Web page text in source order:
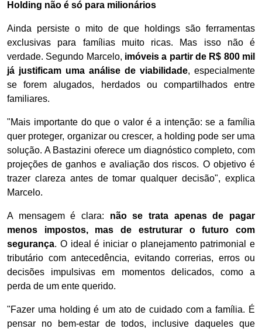
Holding não é só para milionários
Ainda persiste o mito de que holdings são ferramentas
exclusivas para famílias muito ricas. Mas isso não é
verdade. Segundo Marcelo, imóveis a partir de R$ 800 mil
já justificam uma análise de viabilidade, especialmente
se forem alugados, herdados ou compartilhados entre
familiares.
"Mais importante do que o valor é a intenção: se a família
quer proteger, organizar ou crescer, a holding pode ser uma
solução. A Bastazini oferece um diagnóstico completo, com
projeções de ganhos e avaliação dos riscos. O objetivo é
trazer clareza antes de tomar qualquer decisão", explica
Marcelo.
A mensagem é clara: não se trata apenas de pagar
menos impostos, mas de estruturar o futuro com
segurança. O ideal é iniciar o planejamento patrimonial e
tributário com antecedência, evitando correrias, erros ou
decisões impulsivas em momentos delicados, como a
perda de um ente querido.
"Fazer uma holding é um ato de cuidado com a família. É
pensar no bem-estar de todos, inclusive daqueles que